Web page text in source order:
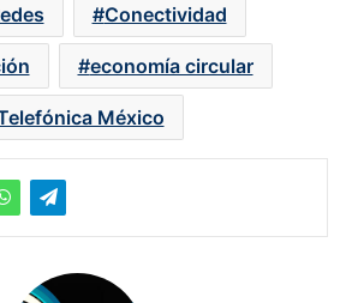
Conectividad
economía circular
México